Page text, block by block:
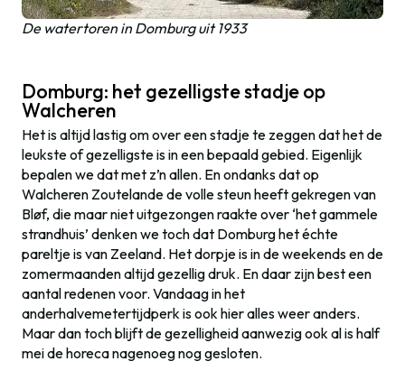
De watertoren in Domburg uit 1933
Domburg: het gezelligste stadje op
Walcheren
Het is altijd lastig om over een stadje te zeggen dat het de
leukste of gezelligste is in een bepaald gebied. Eigenlijk
bepalen we dat met z’n allen. En ondanks dat op
Walcheren Zoutelande de volle steun heeft gekregen van
Bløf, die maar niet uitgezongen raakte over ‘het gammele
strandhuis’ denken we toch dat Domburg het échte
pareltje is van Zeeland. Het dorpje is in de weekends en de
zomermaanden altijd gezellig druk. En daar zijn best een
aantal redenen voor. Vandaag in het
anderhalvemetertijdperk is ook hier alles weer anders.
Maar dan toch blijft de gezelligheid aanwezig ook al is half
mei de horeca nagenoeg nog gesloten.